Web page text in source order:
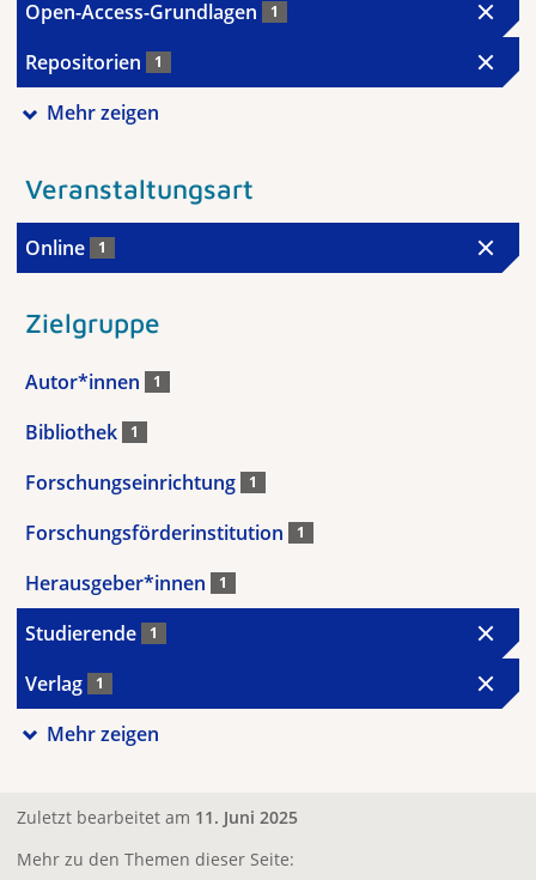
Open-Access-Grundlagen 1
Repositorien 1
Mehr zeigen
Veranstaltungsart
Online 1
Zielgruppe
Autor*innen 1
Bibliothek 1
Forschungseinrichtung 1
Forschungsförderinstitution 1
Herausgeber*innen 1
Studierende 1
Verlag 1
Mehr zeigen
Zuletzt bearbeitet am 11. Juni 2025
Mehr zu den Themen dieser Seite: